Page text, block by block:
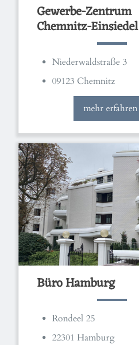
Gewerbe-Zentrum
Chemnitz-Einsiedel
Niederwaldstraße 3
09123 Chemnitz
mehr erfahren
Büro Hamburg
Rondeel 25
22301 Hamburg